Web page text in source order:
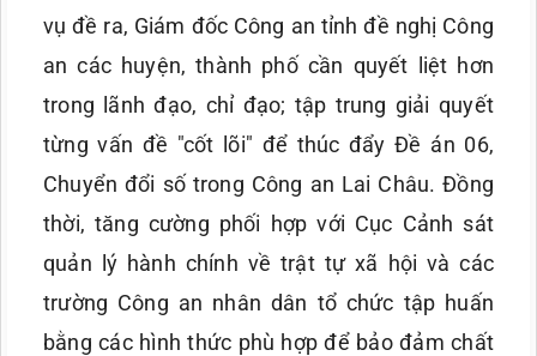
vụ đề ra, Giám đốc Công an tỉnh đề nghị Công
an các huyện, thành phố cần quyết liệt hơn
trong lãnh đạo, chỉ đạo; tập trung giải quyết
từng vấn đề "cốt lõi" để thúc đẩy Đề án 06,
Chuyển đổi số trong Công an Lai Châu. Đồng
thời, tăng cường phối hợp với Cục Cảnh sát
quản lý hành chính về trật tự xã hội và các
trường Công an nhân dân tổ chức tập huấn
bằng các hình thức phù hợp để bảo đảm chất